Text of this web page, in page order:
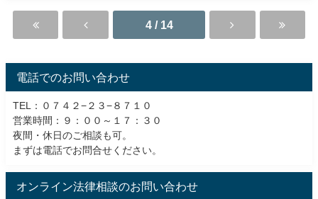
4 / 14
電話でのお問い合わせ
TEL：０７４２−２３−８７１０
営業時間：９：００～１７：３０
夜間・休日のご相談も可。
まずは電話でお問合せください。
オンライン法律相談のお問い合わせ